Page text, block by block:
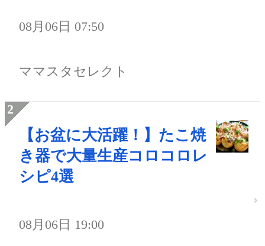
08月06日 07:50
ママスタセレクト
【お盆に大活躍！】たこ焼
き器で大量生産コロコロレ
シピ4選
08月06日 19:00